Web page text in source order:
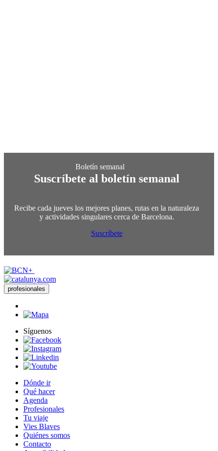
Suscríbete al boletín semanal
Recibe cada jueves los mejores planes, rutas en la naturaleza
y actividades singulares cerca de Barcelona.
Suscríbete
profesionales
Síguenos
Dónde ir
Qué hacer
Agenda
Profesionales
Tu viaje
Vies Blaves
Quiénes somos
Contacto